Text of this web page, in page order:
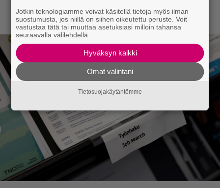
Jotkin teknologiamme voivat käsitellä tietoja myös ilman
suostumusta, jos niillä on siihen oikeutettu peruste. Voit
vastustaa tätä tai muuttaa asetuksiasi milloin tahansa
seuraavalla välilehdellä.
Hyväksyn kaikki
Omat valintani
Tietosuojakäytäntömme